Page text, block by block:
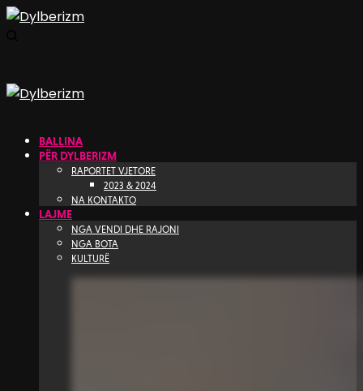
BALLINA
PËR DYLBERIZM
RAPORTET VJETORE
2023 & 2024
NA KONTAKTO
LAJME
NGA VENDI DHE RAJONI
NGA BOTA
KULTURË